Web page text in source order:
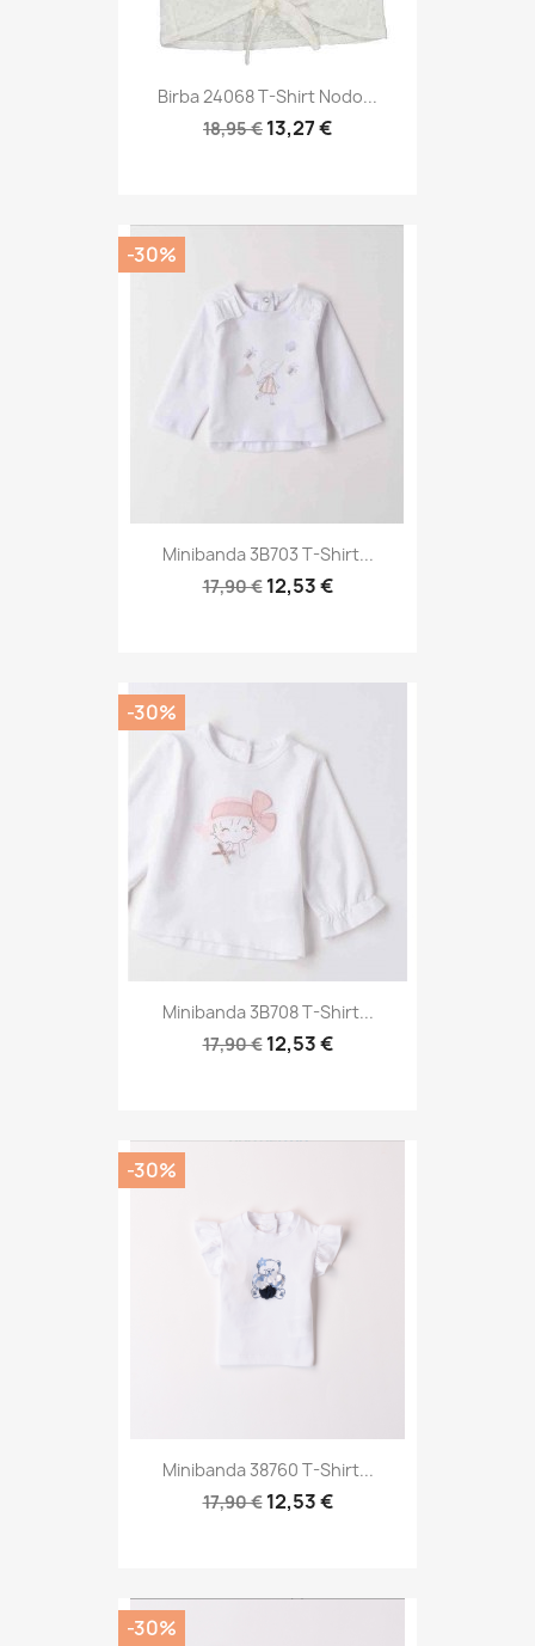
Birba 24068 T-Shirt Nodo...
18,95 € 13,27 €
Minibanda 3B703 T-Shirt...
17,90 € 12,53 €
-30%
Minibanda 3B708 T-Shirt...
17,90 € 12,53 €
-30%
Minibanda 38760 T-Shirt...
17,90 € 12,53 €
-30%
-30%